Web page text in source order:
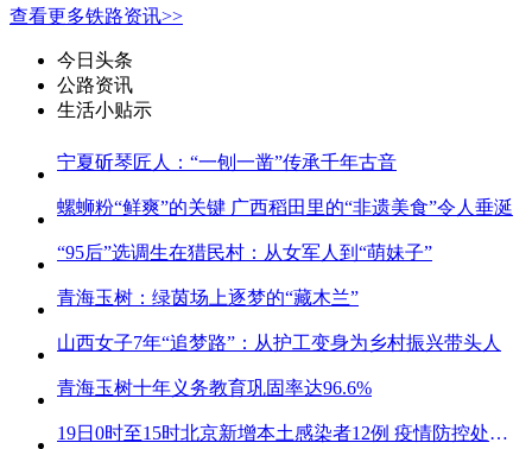
查看更多铁路资讯>>
今日头条
公路资讯
生活小贴示
宁夏斫琴匠人：“一刨一凿”传承千年古音
螺蛳粉“鲜爽”的关键 广西稻田里的“非遗美食”令人垂涎
“95后”选调生在猎民村：从女军人到“萌妹子”
青海玉树：绿茵场上逐梦的“藏木兰”
山西女子7年“追梦路”：从护工变身为乡村振兴带头人
青海玉树十年义务教育巩固率达96.6%
19日0时至15时北京新增本土感染者12例 疫情防控处关键时刻